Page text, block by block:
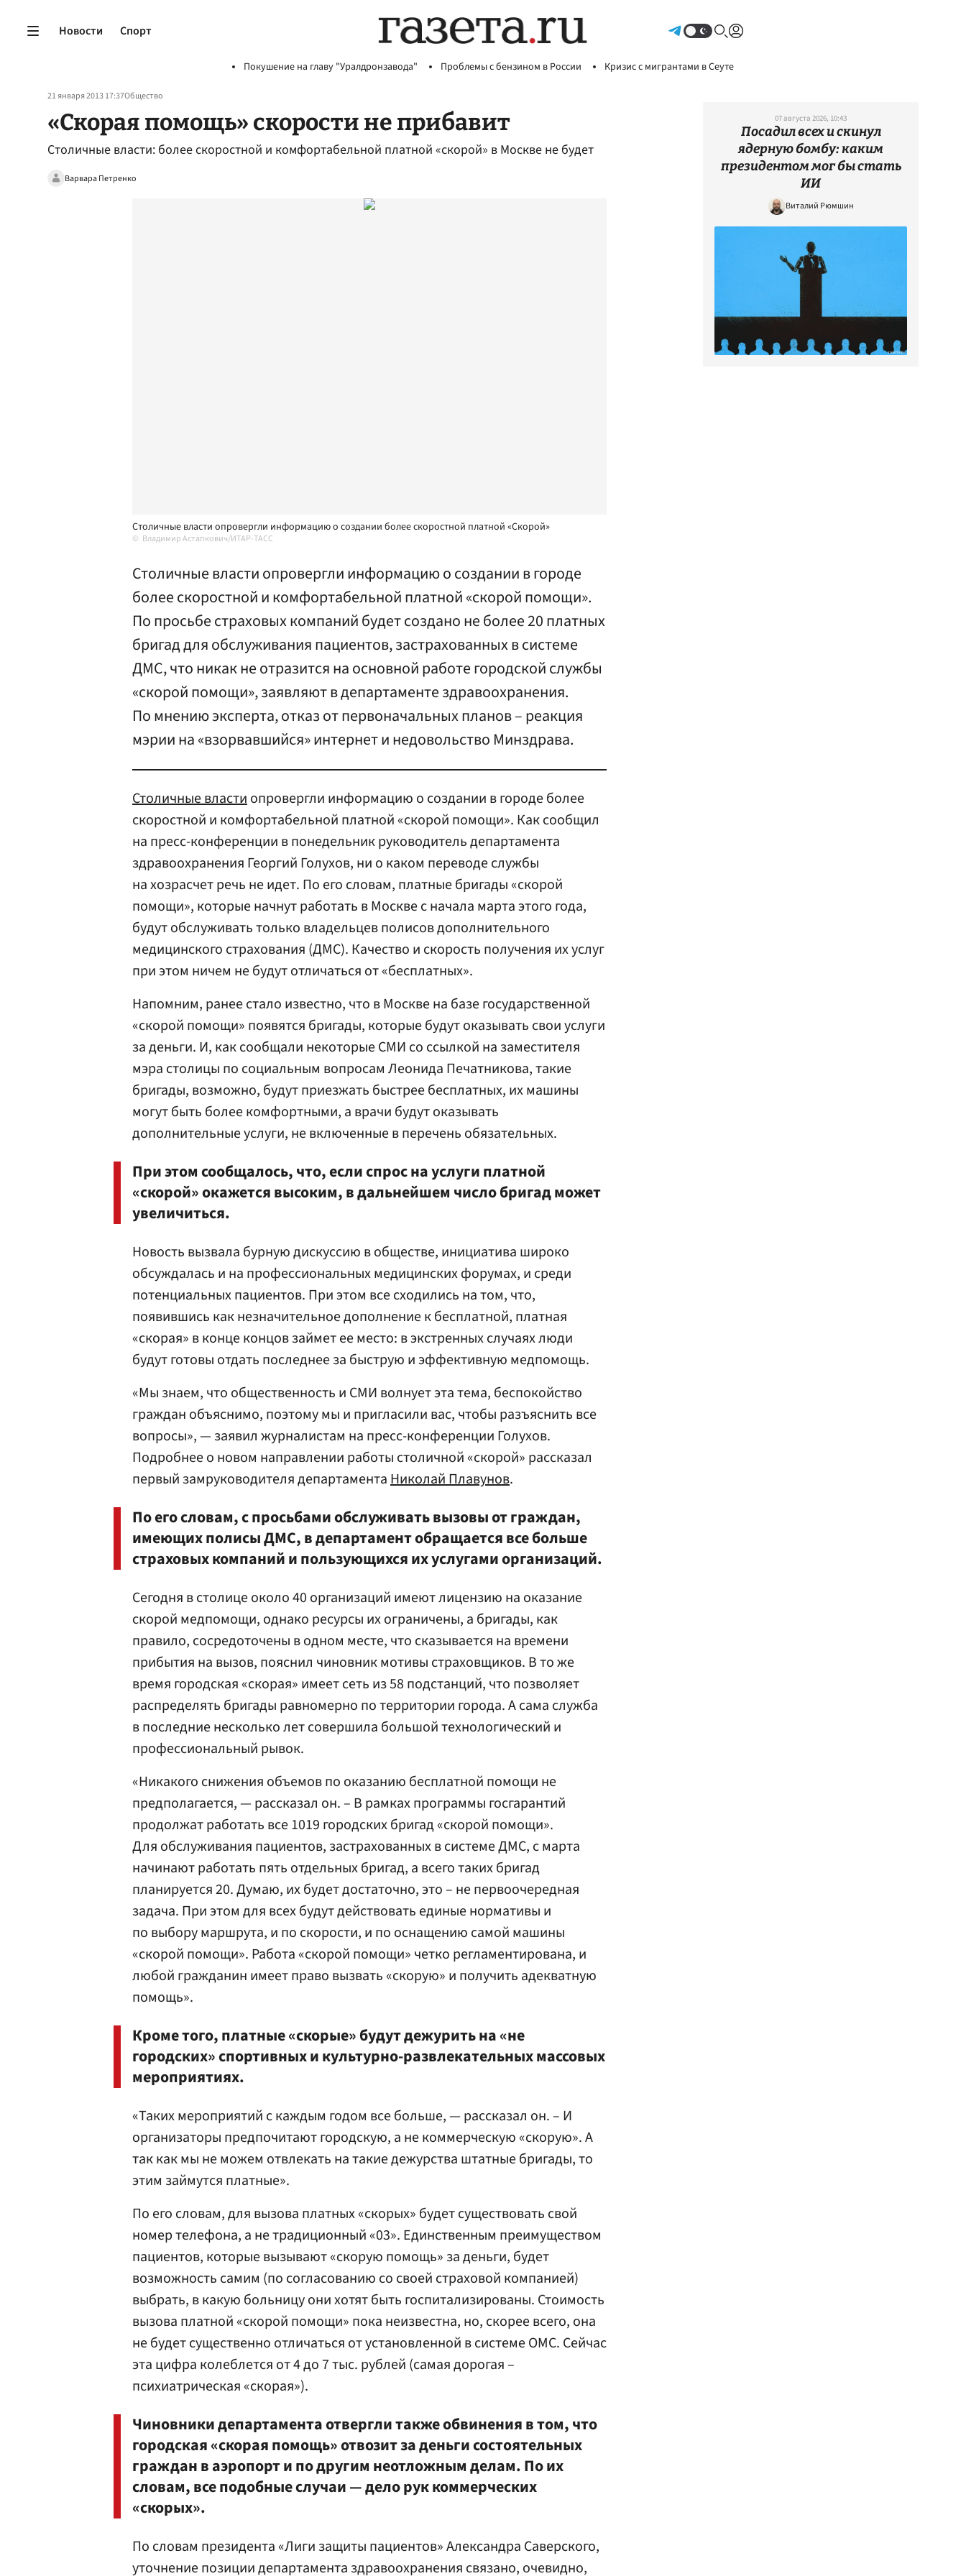
Новости Спорт
Покушение на главу "Уралдронзавода" Проблемы с бензином в России Кризис с мигрантами в Сеуте
21 января 2013 17:37Общество
«Скорая помощь» скорости не прибавит
Столичные власти: более скоростной и комфортабельной платной «скорой» в Москве не будет
Варвара Петренко
Столичные власти опровергли информацию о создании более скоростной платной «Скорой»
Владимир Астапкович/ИТАР-ТАСС
Столичные власти опровергли информацию о создании в городе
более скоростной и комфортабельной платной «скорой помощи».
По просьбе страховых компаний будет создано не более 20 платных
бригад для обслуживания пациентов, застрахованных в системе
ДМС, что никак не отразится на основной работе городской службы
«скорой помощи», заявляют в департаменте здравоохранения.
По мнению эксперта, отказ от первоначальных планов – реакция
мэрии на «взорвавшийся» интернет и недовольство Минздрава.
Столичные властиопровергли информацию о создании в городе более
скоростной и комфортабельной платной «скорой помощи». Как сообщил
на пресс-конференции в понедельник руководитель департамента
здравоохранения Георгий Голухов, ни о каком переводе службы
на хозрасчет речь не идет. По его словам, платные бригады «скорой
помощи», которые начнут работать в Москве с начала марта этого года,
будут обслуживать только владельцев полисов дополнительного
медицинского страхования (ДМС). Качество и скорость получения их услуг
при этом ничем не будут отличаться от «бесплатных».
Напомним, ранее стало известно, что в Москве на базе государственной
«скорой помощи» появятся бригады, которые будут оказывать свои услуги
за деньги. И, как сообщали некоторые СМИ со ссылкой на заместителя
мэра столицы по социальным вопросам Леонида Печатникова, такие
бригады, возможно, будут приезжать быстрее бесплатных, их машины
могут быть более комфортными, а врачи будут оказывать
дополнительные услуги, не включенные в перечень обязательных.
При этом сообщалось, что, если спрос на услуги платной
«скорой» окажется высоким, в дальнейшем число бригад может
увеличиться.
Новость вызвала бурную дискуссию в обществе, инициатива широко
обсуждалась и на профессиональных медицинских форумах, и среди
потенциальных пациентов. При этом все сходились на том, что,
появившись как незначительное дополнение к бесплатной, платная
«скорая» в конце концов займет ее место: в экстренных случаях люди
будут готовы отдать последнее за быструю и эффективную медпомощь.
«Мы знаем, что общественность и СМИ волнует эта тема, беспокойство
граждан объяснимо, поэтому мы и пригласили вас, чтобы разъяснить все
вопросы», — заявил журналистам на пресс-конференции Голухов.
Подробнее о новом направлении работы столичной «скорой» рассказал
первый замруководителя департаментаНиколай Плавунов.
По его словам, с просьбами обслуживать вызовы от граждан,
имеющих полисы ДМС, в департамент обращается все больше
страховых компаний и пользующихся их услугами организаций.
Сегодня в столице около 40 организаций имеют лицензию на оказание
скорой медпомощи, однако ресурсы их ограничены, а бригады, как
правило, сосредоточены в одном месте, что сказывается на времени
прибытия на вызов, пояснил чиновник мотивы страховщиков. В то же
время городская «скорая» имеет сеть из 58 подстанций, что позволяет
распределять бригады равномерно по территории города. А сама служба
в последние несколько лет совершила большой технологический и
профессиональный рывок.
«Никакого снижения объемов по оказанию бесплатной помощи не
предполагается, — рассказал он. – В рамках программы госгарантий
продолжат работать все 1019 городских бригад «скорой помощи».
Для обслуживания пациентов, застрахованных в системе ДМС, с марта
начинают работать пять отдельных бригад, а всего таких бригад
планируется 20. Думаю, их будет достаточно, это – не первоочередная
задача. При этом для всех будут действовать единые нормативы и
по выбору маршрута, и по скорости, и по оснащению самой машины
«скорой помощи». Работа «скорой помощи» четко регламентирована, и
любой гражданин имеет право вызвать «скорую» и получить адекватную
помощь».
Кроме того, платные «скорые» будут дежурить на «не
городских» спортивных и культурно-развлекательных массовых
мероприятиях.
«Таких мероприятий с каждым годом все больше, — рассказал он. – И
организаторы предпочитают городскую, а не коммерческую «скорую». А
так как мы не можем отвлекать на такие дежурства штатные бригады, то
этим займутся платные».
По его словам, для вызова платных «скорых» будет существовать свой
номер телефона, а не традиционный «03». Единственным преимуществом
пациентов, которые вызывают «скорую помощь» за деньги, будет
возможность самим (по согласованию со своей страховой компанией)
выбрать, в какую больницу они хотят быть госпитализированы. Стоимость
вызова платной «скорой помощи» пока неизвестна, но, скорее всего, она
не будет существенно отличаться от установленной в системе ОМС. Сейчас
эта цифра колеблется от 4 до 7 тыс. рублей (самая дорогая –
психиатрическая «скорая»).
Чиновники департамента отвергли также обвинения в том, что
городская «скорая помощь» отвозит за деньги состоятельных
граждан в аэропорт и по другим неотложным делам. По их
словам, все подобные случаи — дело рук коммерческих
«скорых».
По словам президента «Лиги защиты пациентов» Александра Саверского,
уточнение позиции департамента здравоохранения связано, очевидно,
07 августа 2026, 10:43
Посадил всех и скинул
ядерную бомбу: каким
президентом мог бы стать
ИИ
Виталий Рюмшин